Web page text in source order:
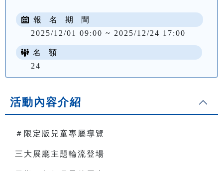
報 名 期 間
2025/12/01 09:00 ~ 2025/12/24 17:00
名 額
24
活動內容介紹
＃限定版兒童專屬導覽
三大展廳主題輪流登場